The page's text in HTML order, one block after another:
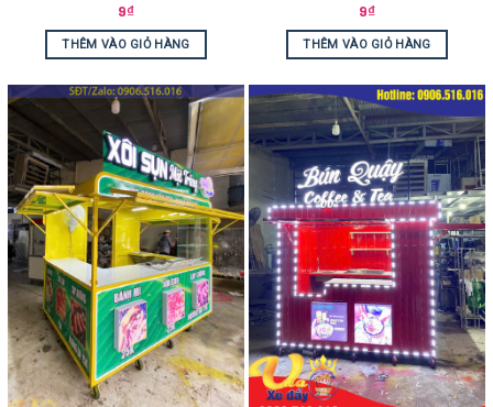
9₫
THÊM VÀO GIỎ HÀNG
9₫
THÊM VÀO GIỎ HÀNG